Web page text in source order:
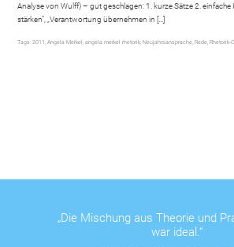
Analyse von Wulff) – gut geschlagen: 1. kurze Sätze 2. einfache
stärken“, „Verantwortung übernehmen in […]
Tags:2011,Angela Merkel,angela merkel rhetorik, Neujahrsansprache, Rede, Rhetorik-
„Die Mischung aus Theorie und
war ideal.“